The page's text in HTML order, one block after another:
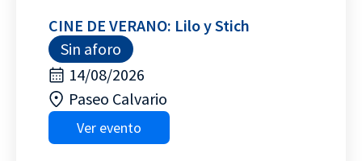
CINE DE VERANO: Lilo y Stich
Sin aforo
14/08/2026
Paseo Calvario
Ver evento